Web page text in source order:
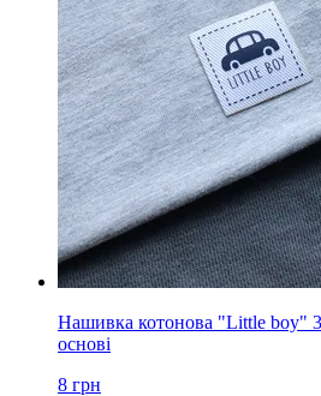
Нашивка котонова "Little boy"
основі
8 грн